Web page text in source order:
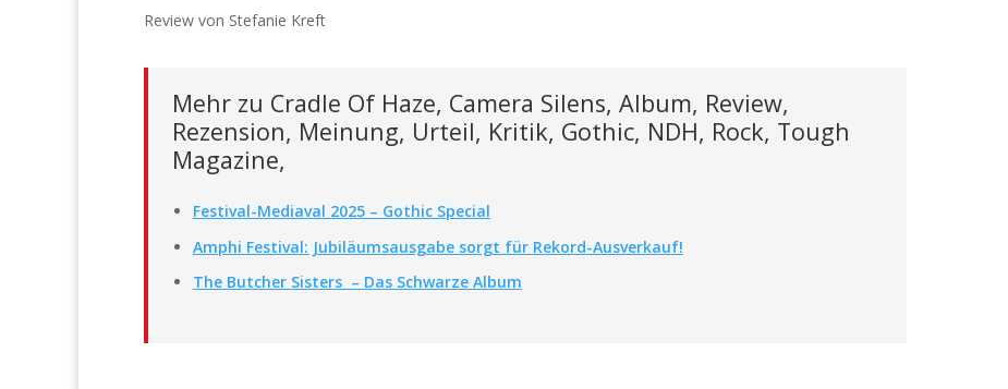
Review von Stefanie Kreft
Mehr zu Cradle Of Haze, Camera Silens, Album, Review,
Rezension, Meinung, Urteil, Kritik, Gothic, NDH, Rock, Tough
Magazine,
Festival-Mediaval 2025 – Gothic Special
Amphi Festival: Jubiläumsausgabe sorgt für Rekord-Ausverkauf!
The Butcher Sisters – Das Schwarze Album